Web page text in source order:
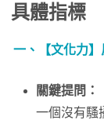
具體指標
一、【文化力
關鍵提問：
一個沒有騷